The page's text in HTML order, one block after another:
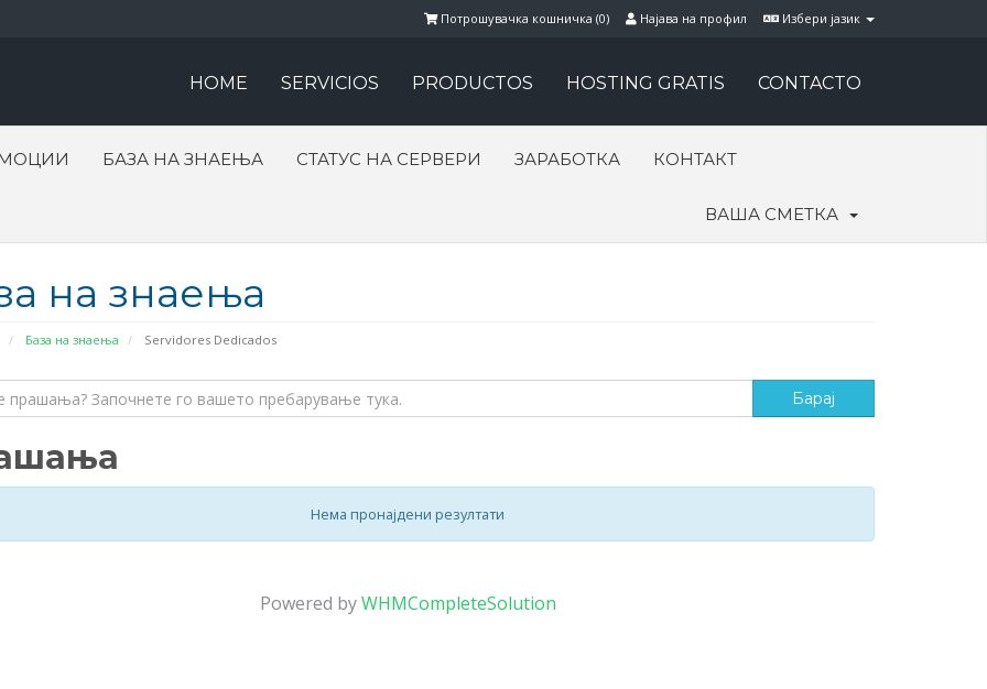
Избери јазик
Најава на профил
Потрошувачка кошничка (0)
HOME SERVICIOS PRODUCTOS HOSTING GRATIS CONTACTO
БАЗА НА ЗНАЕЊА СТАТУС НА СЕРВЕРИ ЗАРАБОТКА КОНТАКТ
ВАША СМЕТКА
на знаења
База на знаења Servidores Dedicados
Нема пронајдени резултати
Powered byWHMCompleteSolution